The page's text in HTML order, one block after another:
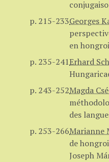
p. 215-233Georges
en
p. 235-241Erhard
p. 243-252Magda
des
p. 253-266Marianne
de
Joseph